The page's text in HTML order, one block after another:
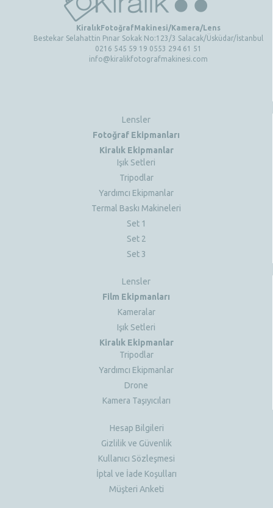
KiralıkFotoğrafMakinesi/Kamera/Lens
Bestekar Selahattin Pınar Sokak No:123/3 Salacak/Üsküdar/İstanbul
0216 545 59 19 0553 294 61 51
info@kiralikfotografmakinesi.com
Lensler
Fotoğraf Ekipmanları
Kiralık Ekipmanlar
Işık Setleri
Tripodlar
Yardımcı Ekipmanlar
Termal Baskı Makineleri
Set 1
Set 2
Set 3
Lensler
Film Ekipmanları
Kameralar
Işık Setleri
Kiralık Ekipmanlar
Tripodlar
Yardımcı Ekipmanlar
Drone
Kamera Taşıyıcıları
Hesap Bilgileri
Gizlilik ve Güvenlik
Kullanıcı Sözleşmesi
İptal ve İade Koşulları
Müşteri Anketi